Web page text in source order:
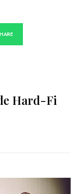
Hard-Fi